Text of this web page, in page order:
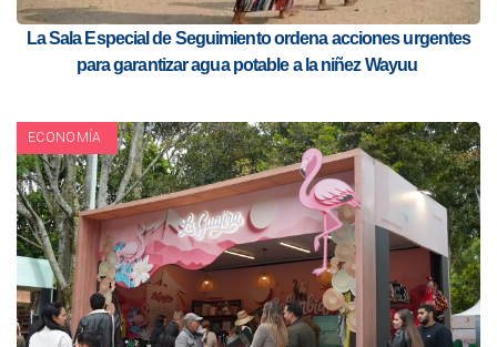
La Sala Especial de Seguimiento ordena acciones urgentes
para garantizar agua potable a la niñez Wayuu
ECONOMÍA